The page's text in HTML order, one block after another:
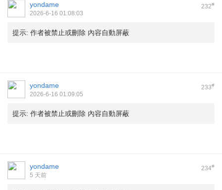
232#
yondame
2026-6-16 01:08:03
提示: 作者被禁止或刪除 內容自動屏蔽
233#
yondame
2026-6-16 01:09:05
提示: 作者被禁止或刪除 內容自動屏蔽
234#
yondame
5 天前